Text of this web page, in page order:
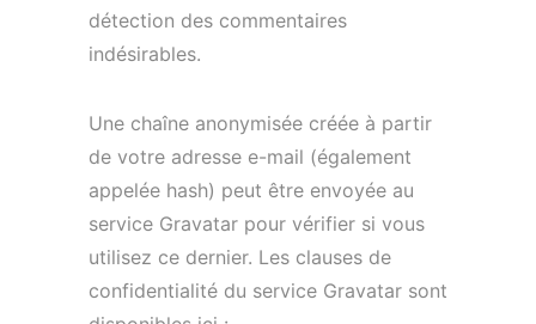
détection des commentaires
indésirables.
Une chaîne anonymisée créée à partir
de votre adresse e-mail (également
appelée hash) peut être envoyée au
service Gravatar pour vérifier si vous
utilisez ce dernier. Les clauses de
confidentialité du service Gravatar sont